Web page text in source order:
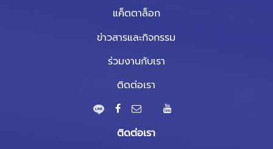
แค็ตตาล็อก
ข่าวสารและกิจกรรม
ร่วมงานกับเรา
ติดต่อเรา
ติดต่อเรา